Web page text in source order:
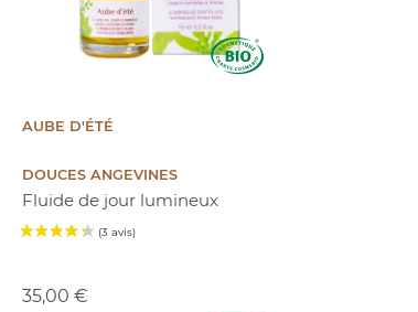
AUBE D'ÉTÉ
DOUCES ANGEVINES
Fluide de jour lumineux
35,00 €